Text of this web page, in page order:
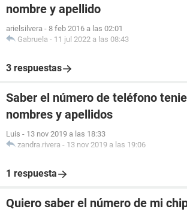
nombre y apellido
arielsilvera - 8 feb 2016 a las 02:01
Gabruela - 11 jul 2022 a las 08:43
3 respuestas
Saber el número de teléfono
nombres y apellidos
Luis - 13 nov 2019 a las 18:33
zandra.rivera - 13 nov 2019 a las 19:06
1 respuesta
Quiero saber el número de mi